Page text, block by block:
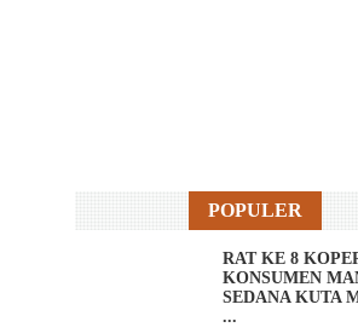
POPULER
RAT KE 8
KONSUMEN
SEDANA KUTA
...